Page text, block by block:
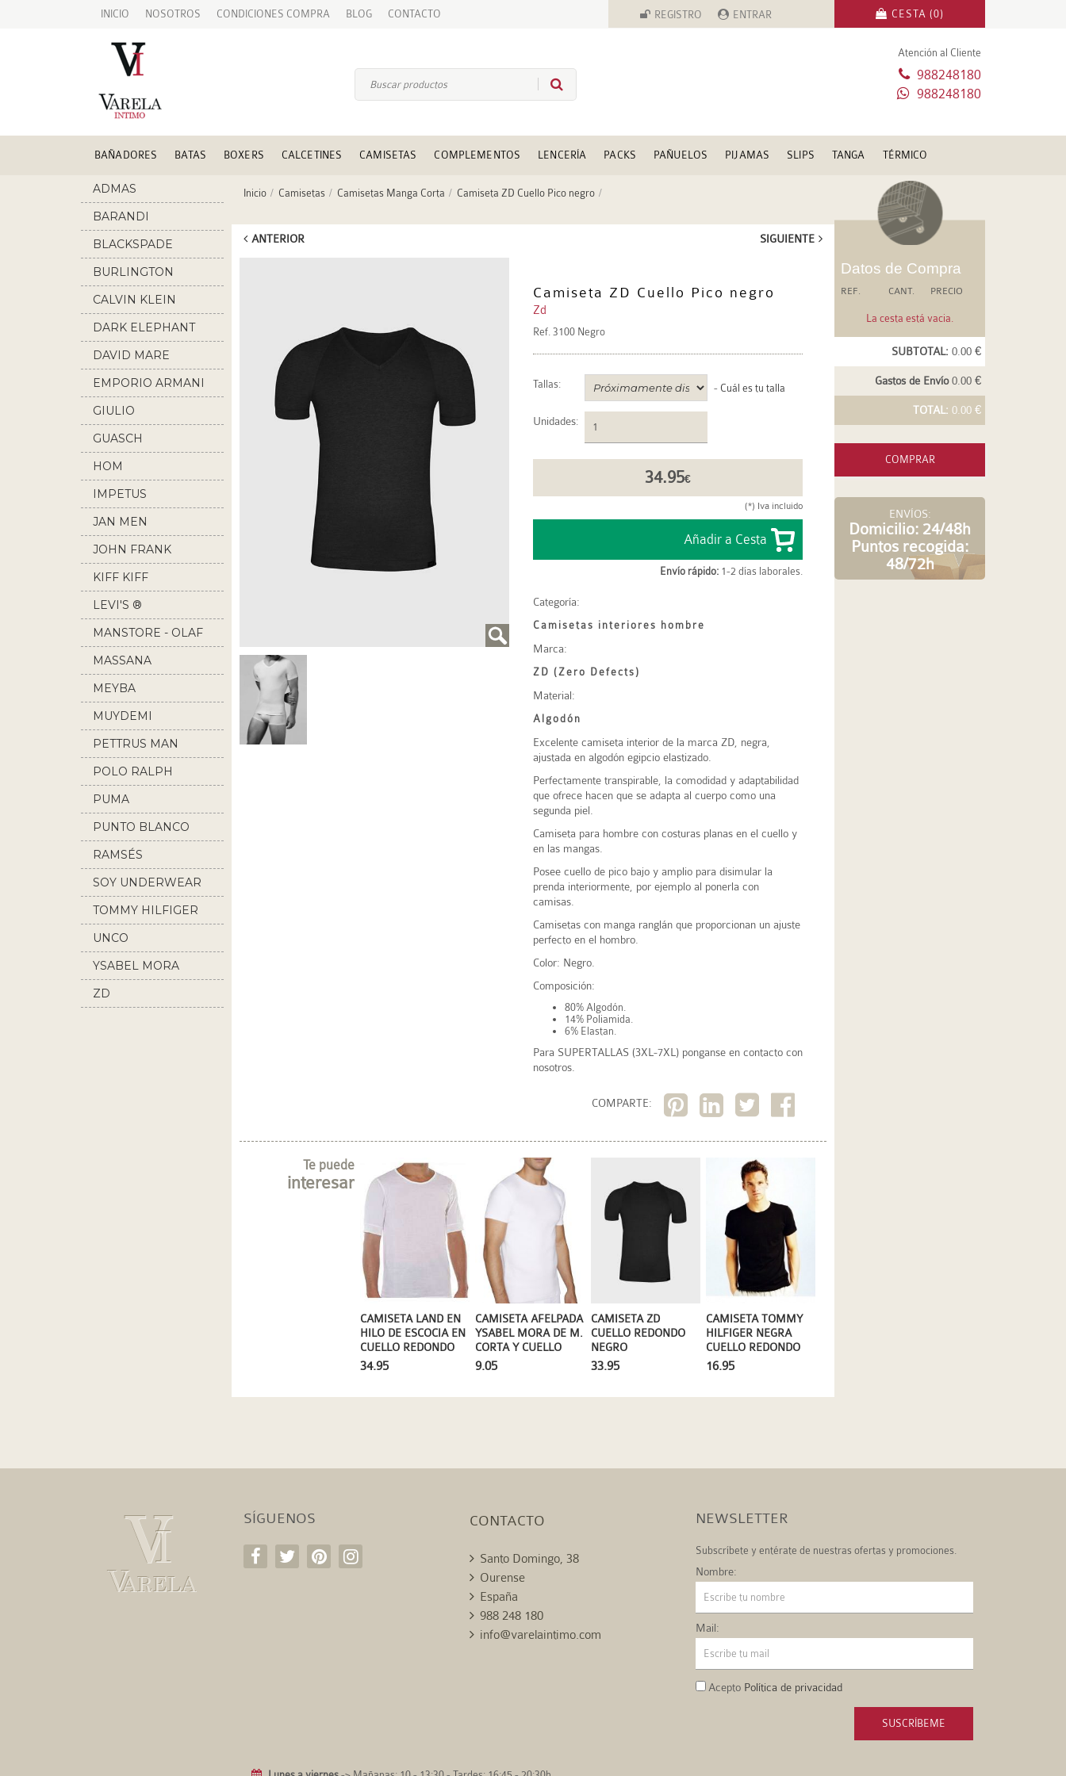
INICIO NOSOTROS CONDICIONES COMPRA BLOG CONTACTO REGISTRO ENTRAR CESTA (0)
Atención al Cliente
988248180
988248180
BAÑADORES BATAS BOXERS CALCETINES CAMISETAS COMPLEMENTOS LENCERÍA PACKS PAÑUELOS PIJAMAS SLIPS TANGA TÉRMICO
ADMAS
BARANDI
BLACKSPADE
BURLINGTON
CALVIN KLEIN
DARK ELEPHANT
DAVID MARE
EMPORIO ARMANI
GIULIO
GUASCH
HOM
IMPETUS
JAN MEN
JOHN FRANK
KIFF KIFF
LEVI'S ®
MANSTORE - OLAF
BENZ
MASSANA
MEYBA
MUYDEMI
PETTRUS MAN
POLO RALPH
LAUREN
PUMA
PUNTO BLANCO
RAMSÉS
SOY UNDERWEAR
TOMMY HILFIGER
UNCO
YSABEL MORA
ZD
Inicio Camisetas Camisetas Manga Corta Camiseta ZD Cuello Pico negro
ANTERIOR SIGUIENTE
Camiseta ZD Cuello Pico negro
Zd
Ref. 3100 Negro
Tallas: - Cuál es tu talla
Unidades:
34.95€
(*) Iva incluido
Envío rápido: 1-2 días laborales.
Categoría:
Camisetas interiores hombre
Marca:
ZD (Zero Defects)
Material:
Algodón
Excelente camiseta interior de la marca ZD, negra,
ajustada en algodón egipcio elastizado.
Perfectamente transpirable, la comodidad y adaptabilidad
que ofrece hacen que se adapta al cuerpo como una
segunda piel.
Camiseta para hombre con costuras planas en el cuello y
en las mangas.
Posee cuello de pico bajo y amplio para disimular la
prenda interiormente, por ejemplo al ponerla con
camisas.
Camisetas con manga ranglán que proporcionan un ajuste
perfecto en el hombro.
Color: Negro.
Composición:
80% Algodón.
14% Poliamida.
6% Elastan.
Para SUPERTALLAS (3XL-7XL) ponganse en contacto con
nosotros.
COMPARTE:
CAMISETA TOMMY
HILFIGER NEGRA
CUELLO REDONDO
16.95
CAMISETA ZD
CUELLO REDONDO
NEGRO
33.95
CAMISETA AFELPADA
YSABEL MORA DE M.
CORTA Y CUELLO
REDONDO
9.05
CAMISETA LAND EN
HILO DE ESCOCIA EN
CUELLO REDONDO
34.95
Te puede
interesar
Datos de Compra
REF. CANT. PRECIO
La cesta está vacia.
SUBTOTAL: 0.00 €
Gastos de Envío0.00 €
TOTAL: 0.00 €
COMPRAR
ENVÍOS:
Domicilio: 24/48h
Puntos recogida:
48/72h
SÍGUENOS CONTACTO
Santo Domingo, 38
Ourense
España
988 248 180
info@varelaintimo.com
NEWSLETTER
Subscríbete y entérate de nuestras ofertas y promociones.
Nombre:
Mail:
Acepto Política de privacidad
SUSCRÍBEME